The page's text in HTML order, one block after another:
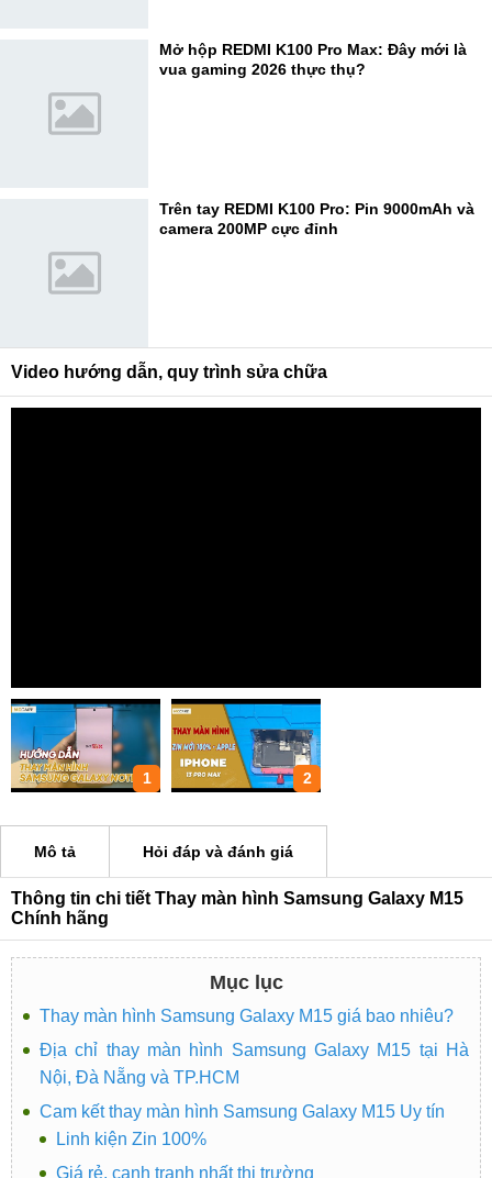
Mở hộp REDMI K100 Pro Max: Đây mới là
vua gaming 2026 thực thụ?
Trên tay REDMI K100 Pro: Pin 9000mAh và
camera 200MP cực đỉnh
Video hướng dẫn, quy trình sửa chữa
1 2
Mô tả Hỏi đáp và đánh giá
Thông tin chi tiết Thay màn hình Samsung Galaxy M15
Chính hãng
Mục lục
Thay màn hình Samsung Galaxy M15 giá bao nhiêu?
Địa chỉ thay màn hình Samsung Galaxy M15 tại Hà
Nội, Đà Nẵng và TP.HCM
Cam kết thay màn hình Samsung Galaxy M15 Uy tín
Linh kiện Zin 100%
Giá rẻ, cạnh tranh nhất thị trường